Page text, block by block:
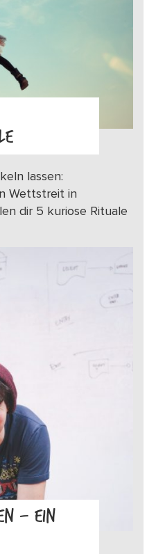
lassen:
Wettstreit in
dir 5 kuriose Rituale
– EIN